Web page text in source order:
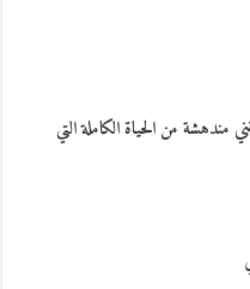
مندهشة من الحياة الكاملة التي